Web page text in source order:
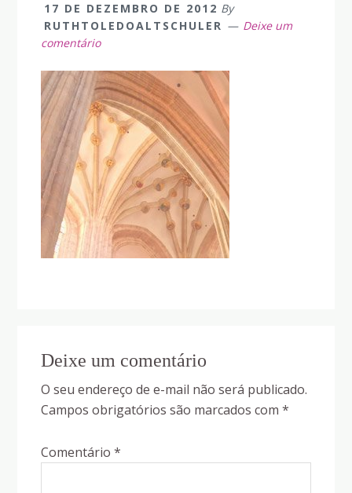
17 DE DEZEMBRO DE 2012 By
RUTHTOLEDOALTSCHULER
Deixe um
comentário
Interactions
Deixe um comentário
O seu endereço de e-mail não será publicado.
Campos obrigatórios são marcados com*
Comentário*